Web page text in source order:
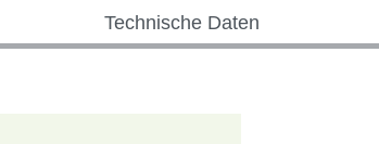
Technische Daten